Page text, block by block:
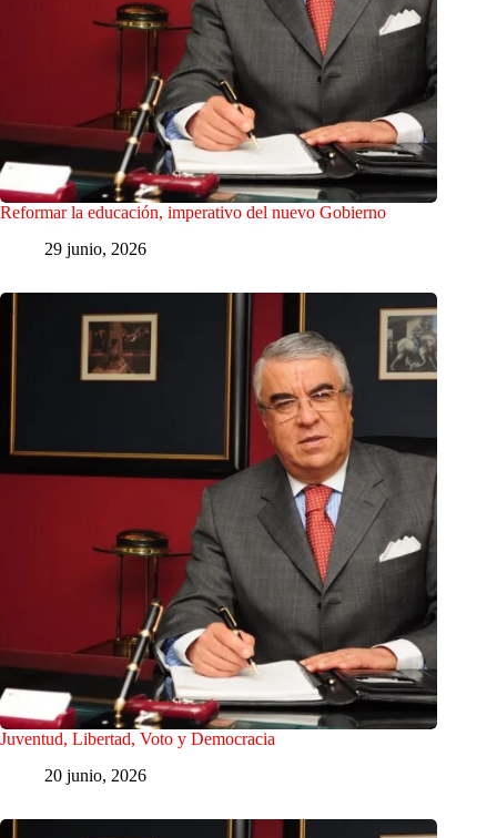
Reformar la educación, imperativo del nuevo Gobierno
29 junio, 2026
Juventud, Libertad, Voto y Democracia
20 junio, 2026